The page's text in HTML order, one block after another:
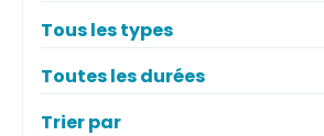
Tous les types
Toutes les durées
Trier par